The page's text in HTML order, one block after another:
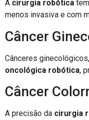
A cirurgia robótica
menos invasiva e com
Câncer
Cânceres
oncológica robótica,
Câncer
A precisão da cirurgia